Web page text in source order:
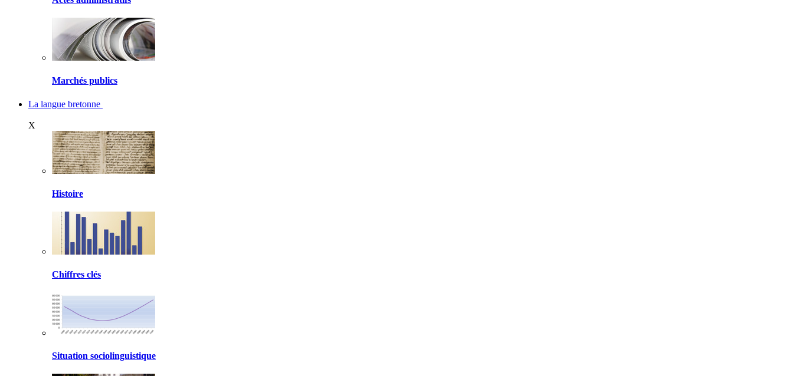
Marchés publics
La langue bretonne
X
Histoire
Chiffres clés
Situation sociolinguistique